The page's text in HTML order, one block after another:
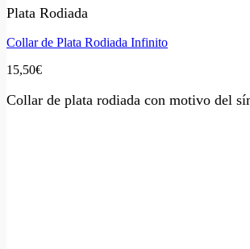
Plata Rodiada
Collar de Plata Rodiada Infinito
15,50€
Collar de plata rodiada con motivo del